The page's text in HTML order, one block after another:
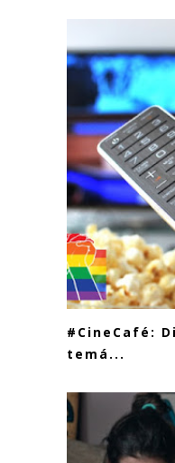
#CineCafé:
temá...